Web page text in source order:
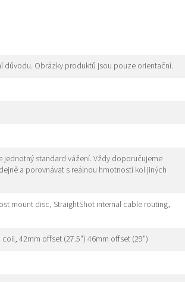
Obrázky produktů jsou pouze orientační.
standard vážení. Vždy doporučujeme
a porovnávat s reálnou hmotností kol jiných
mount disc, StraightShot internal cable routing,
coil, 42mm offset (27.5") 46mm offset (29")